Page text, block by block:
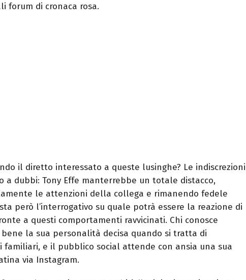
forum di cronaca rosa.
il diretto interessato a queste lusinghe? Le indiscrezioni
a dubbi: Tony Effe manterrebbe un totale distacco,
le attenzioni della collega e rimanendo fedele
però l’interrogativo su quale potrà essere la reazione di
a questi comportamenti ravvicinati. Chi conosce
bene la sua personalità decisa quando si tratta di
e il pubblico social attende con ansia una sua
via Instagram.